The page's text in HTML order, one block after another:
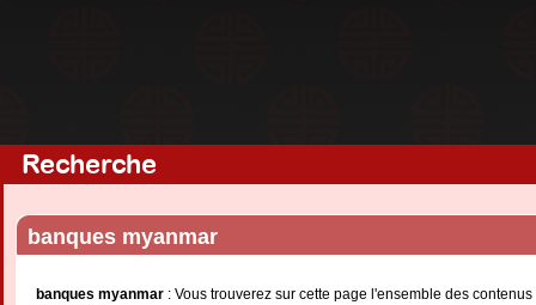
Recherche
banques myanmar
banques myanmar : Vous trouverez sur cette page l'ensemble des